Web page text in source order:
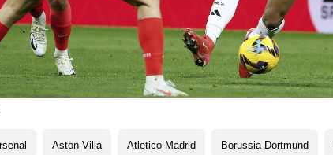
Aston Villa Atletico Madrid Borussia Dortmund